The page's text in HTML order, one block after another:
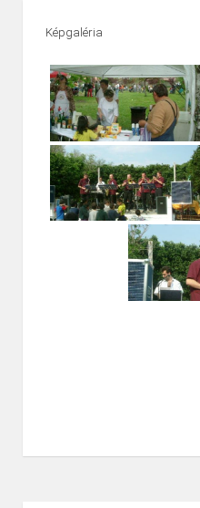
Képgaléria